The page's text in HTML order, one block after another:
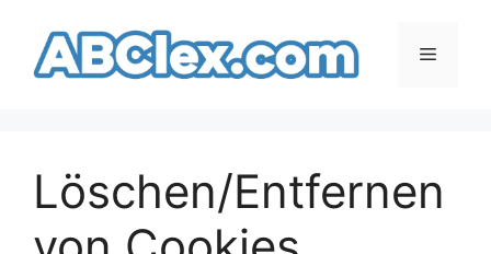
Inhalt
springen
Menü
Löschen/Entfernen